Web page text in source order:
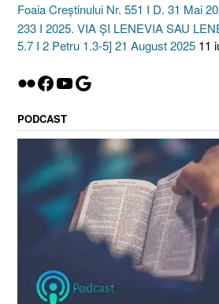
Foaia Creștinului Nr. 551 I D. 31 Mai
233 I 2025. VIA ȘI LENEVIA SAU
5.7 I 2 Petru 1.3-5] 21 August 2025 11
Flickr
Facebook
YouTube
Google
PODCAST